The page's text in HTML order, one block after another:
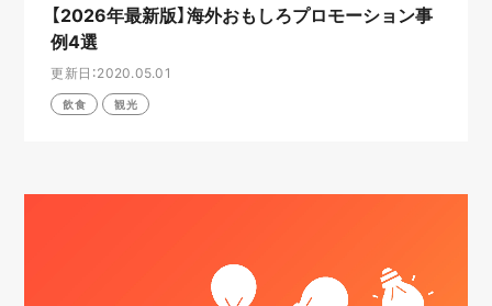
【2026年最新版】海外おもしろプロモーション事
例4選
更新日：2020.05.01
飲食 観光